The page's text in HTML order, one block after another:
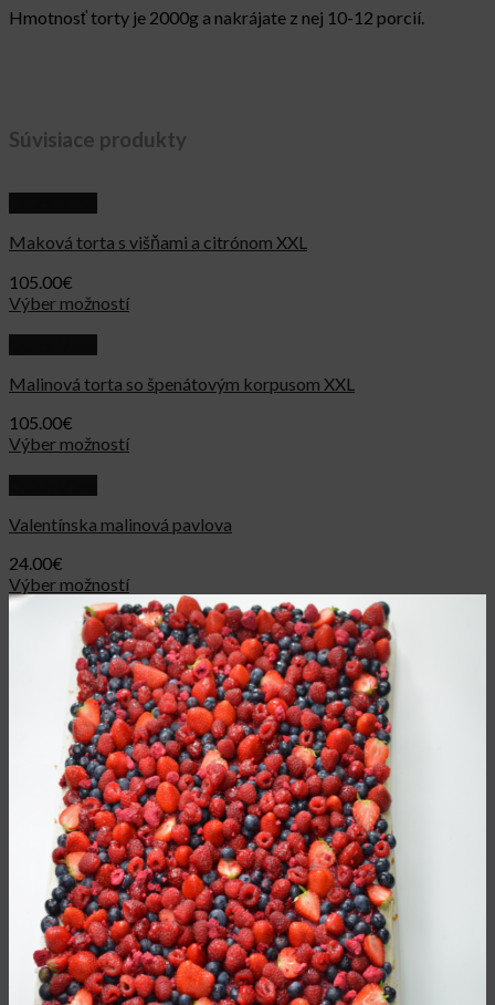
Hmotnosť torty je 2000g a nakrájate z nej 10-12 porcií.
Súvisiace produkty
Maková torta s višňami a citrónom XXL
105.00€
Výber možností
Malinová torta so špenátovým korpusom XXL
105.00€
Výber možností
Valentínska malinová pavlova
24.00€
Výber možností